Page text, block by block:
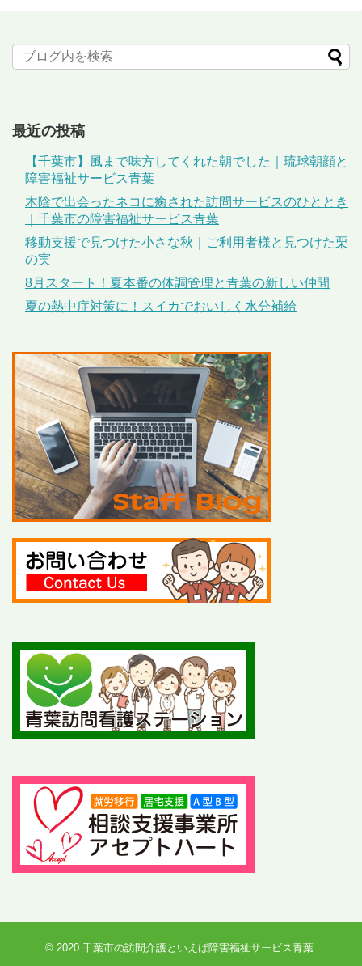
最近の投稿
【千葉市】風まで味方してくれた朝でした｜琉球朝顔と
障害福祉サービス青葉
木陰で出会ったネコに癒された訪問サービスのひととき
｜千葉市の障害福祉サービス青葉
移動支援で見つけた小さな秋｜ご利用者様と見つけた栗
の実
8月スタート！夏本番の体調管理と青葉の新しい仲間
夏の熱中症対策に！スイカでおいしく水分補給
© 2020 千葉市の訪問介護といえば障害福祉サービス青葉.